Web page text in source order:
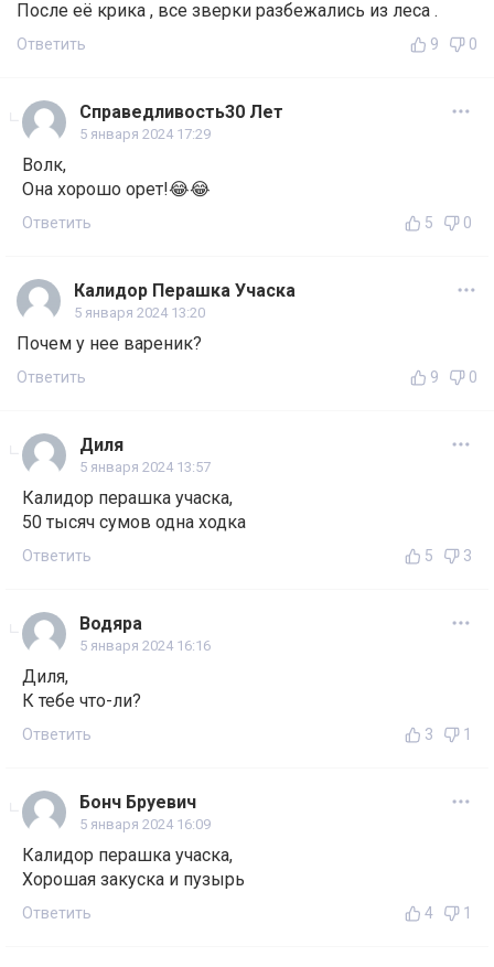
После её крика , все зверки разбежались из леса .
Ответить 9 0
Справедливость30 Лет
5 января 2024 17:29
Волк,
Она хорошо орет!😂😂
Ответить 5 0
Калидор Перашка Учаска
5 января 2024 13:20
Почем у нее вареник?
Ответить 9 0
Диля
5 января 2024 13:57
Калидор перашка учаска,
50 тысяч сумов одна ходка
Ответить 5 3
Водяра
5 января 2024 16:16
Диля,
К тебе что-ли?
Ответить 3 1
Бонч Бруевич
5 января 2024 16:09
Калидор перашка учаска,
Хорошая закуска и пузырь
Ответить 4 1